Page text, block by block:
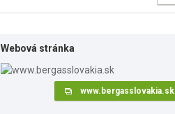
Webová stránka
www.bergasslovakia.sk